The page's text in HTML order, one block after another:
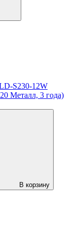
S230-12W
Металл, 3 года)
В корзину